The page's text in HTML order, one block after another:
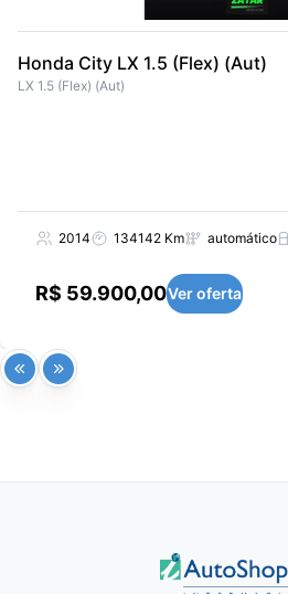
Honda City LX 1.5 (Flex) (Aut)
LX 1.5 (Flex) (Aut)
2014 134142 Km automático
R$ 59.900,00Ver oferta